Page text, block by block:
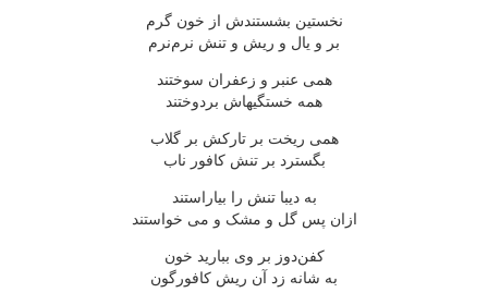
نخستین بشستندش از خون گرم
بر و یال و ریش و تنش نرم‌نرم
همی عنبر و زعفران سوختند
همه خستگیهاش بردوختند
همی ریخت بر تارکش بر گلاب
بگسترد بر تنش کافور ناب
به دیبا تنش را بیاراستند
ازان پس گل و مشک و می خواستند
کفن‌دوز بر وی ببارید خون
به شانه زد آن ریش کافورگون